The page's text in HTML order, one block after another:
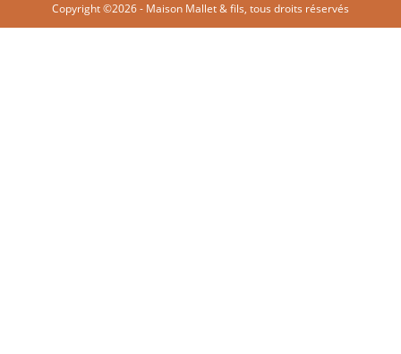
Copyright ©2026 - Maison Mallet & fils, tous droits réservés